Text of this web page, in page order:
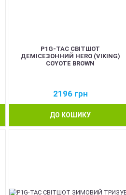
P1G-TAC СВІТШОТ
ДЕМІСЕЗОННИЙ HERO (VIKING)
COYOTE BROWN
2196 грн
ДО КОШИКУ